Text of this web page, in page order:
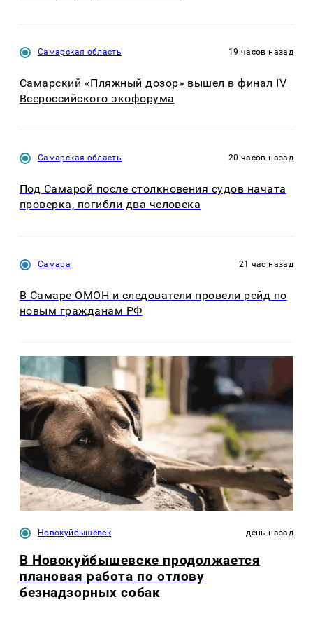
Самарская область 19 часов назад
Самарский «Пляжный дозор» вышел в финал IV
Всероссийского экофорума
Самарская область 20 часов назад
Под Самарой после столкновения судов начата
проверка, погибли два человека
Самара 21 час назад
В Самаре ОМОН и следователи провели рейд по
новым гражданам РФ
Новокуйбышевск день назад
В Новокуйбышевске продолжается
плановая работа по отлову
безнадзорных собак